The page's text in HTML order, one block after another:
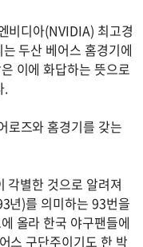
비디아(NVIDIA) 최고경
두산 베어스 홈경기에
이에 화답하는 뜻으로
.
로즈와 홈경기를 갖는
각별한 것으로 알려져
년)를 의미하는 93번을
올라 한국 야구팬들에
스 구단주이기도 한 박